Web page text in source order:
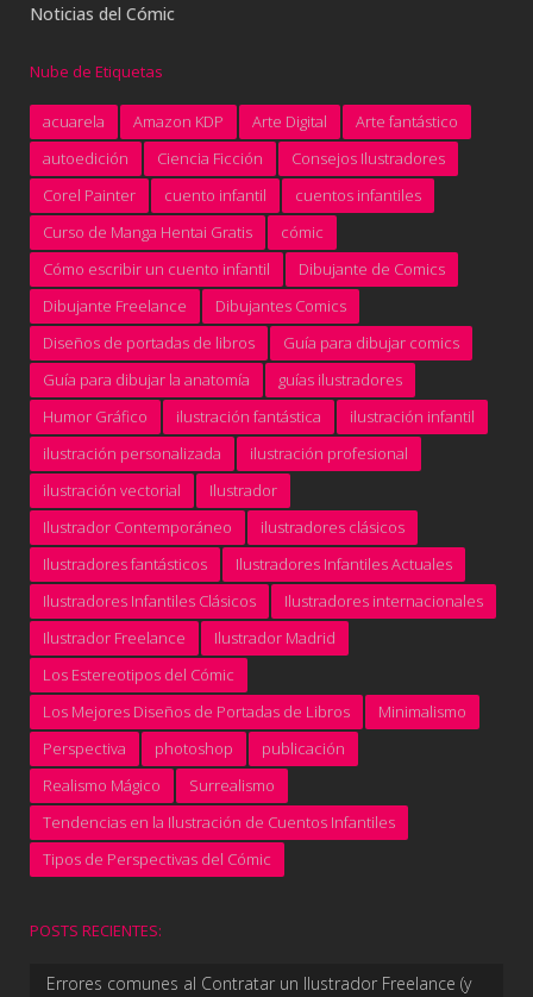
Noticias del Cómic
Nube de Etiquetas
acuarela Amazon KDP Arte Digital
Arte fantástico
autoedición
Ciencia Ficción
Consejos Ilustradores
Corel Painter
cuento infantil
cuentos infantiles
Curso de Manga Hentai Gratis
cómic
Cómo escribir un cuento infantil
Dibujante de Comics
Dibujante Freelance
Dibujantes Comics
Diseños de portadas de libros
Guía para dibujar comics
Guía para dibujar la anatomía
guías ilustradores
Humor Gráfico
ilustración fantástica
ilustración infantil
ilustración personalizada
ilustración profesional
ilustración vectorial
Ilustrador
Ilustrador Contemporáneo
ilustradores clásicos
Ilustradores fantásticos
Ilustradores Infantiles Actuales
Ilustradores Infantiles Clásicos
Ilustradores internacionales
Ilustrador Freelance
Ilustrador Madrid
Los Estereotipos del Cómic
Los Mejores Diseños de Portadas de Libros
Minimalismo
Perspectiva
photoshop
publicación
Realismo Mágico
Surrealismo
Tendencias en la Ilustración de Cuentos Infantiles
Tipos de Perspectivas del Cómic
POSTS RECIENTES:
Errores comunes al Contratar un Ilustrador Freelance (y